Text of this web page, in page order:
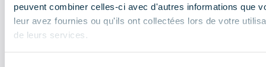
peuvent combiner celles-ci avec d'autres informations que
leur avez fournies ou qu'ils ont collectées lors de votre
de leurs services.